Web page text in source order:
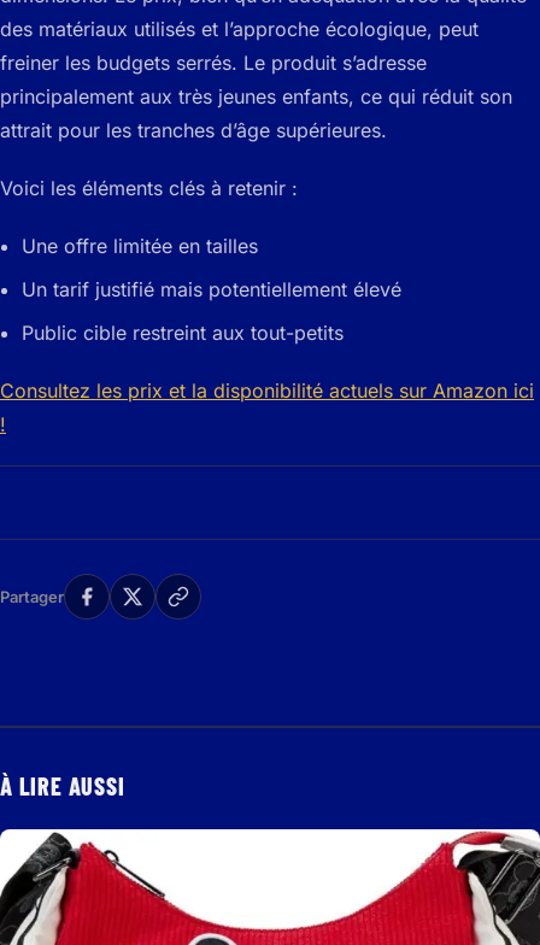
des matériaux utilisés et l’approche écologique, peut
freiner les budgets serrés. Le produit s’adresse
principalement aux très jeunes enfants, ce qui réduit son
attrait pour les tranches d’âge supérieures.
Voici les éléments clés à retenir :
Une offre limitée en tailles
Un tarif justifié mais potentiellement élevé
Public cible restreint aux tout-petits
Consultez les prix et la disponibilité actuels sur Amazon ici
!
Partager
À LIRE AUSSI